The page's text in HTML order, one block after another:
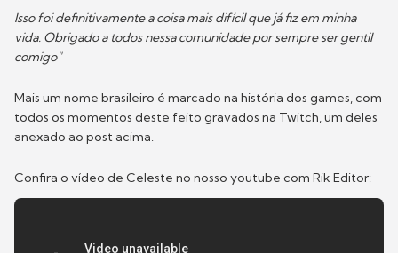
Isso foi definitivamente a coisa mais difícil que já fiz em minha
vida. Obrigado a todos nessa comunidade por sempre ser gentil
comigo"
Mais um nome brasileiro é marcado na história dos games, com
todos os momentos deste feito gravados na Twitch, um deles
anexado ao post acima.
Confira o vídeo de Celeste no nosso youtube com Rik Editor: